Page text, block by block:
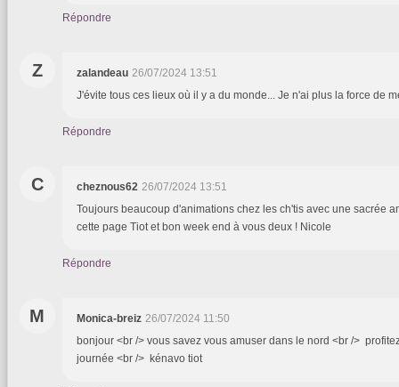
Répondre
Z zalandeau 26/07/2024 13:51
J'évite tous ces lieux où il y a du monde... Je n'ai plus la force de
Répondre
C cheznous62 26/07/2024 13:51
Toujours beaucoup d'animations chez les ch'tis avec une sacrée
cette page Tiot et bon week end à vous deux ! Nicole
Répondre
M Monica-breiz 26/07/2024 11:50
bonjour <br /> vous savez vous amuser dans le nord <br />
journée <br /> kénavo tiot